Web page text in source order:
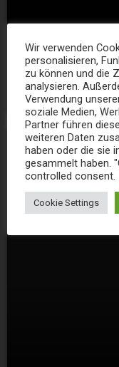
EVENT
Landpartie – Festung
26
Wir verwenden
personalisieren,
zu können und die
analysieren.
Verwendung
soziale Medien,
Partner führen
weiteren Daten
haben oder die sie
gesammelt haben.
controlled consent.
Cookie Settings